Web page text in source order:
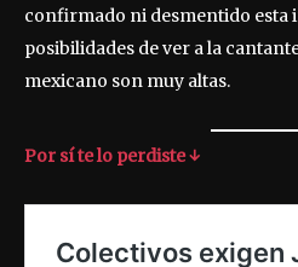
confirmado ni desmentido esta
posibilidades de ver a la
mexicano son muy altas.
Por sí te lo perdiste ↓